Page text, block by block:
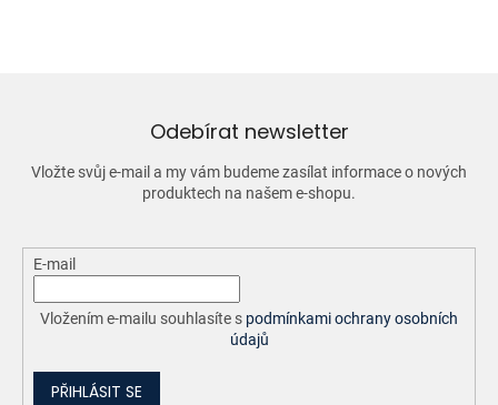
Odebírat newsletter
Vložte svůj e-mail a my vám budeme zasílat informace o nových
produktech na našem e-shopu.
E-mail
Vložením e-mailu souhlasíte s podmínkami ochrany osobních
údajů
PŘIHLÁSIT SE